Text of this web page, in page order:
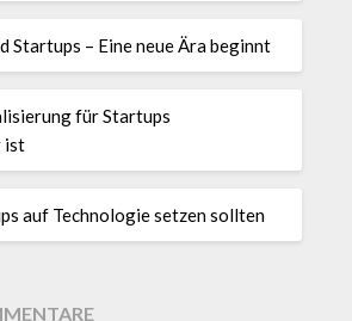
Startups – Eine neue Ära beginnt
für Startups
ist
auf Technologie setzen sollten